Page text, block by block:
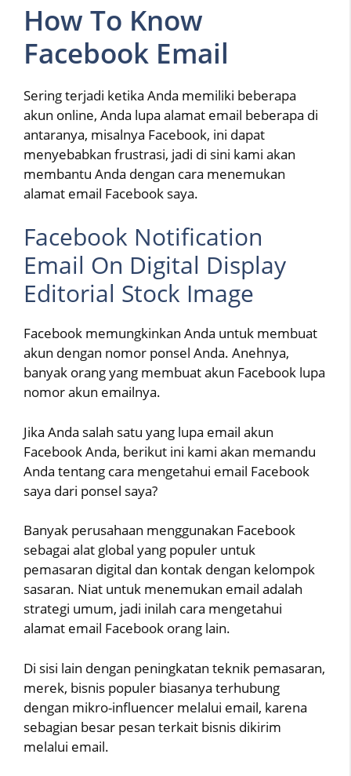
How To Know
Facebook Email
Sering terjadi ketika Anda memiliki beberapa
akun online, Anda lupa alamat email beberapa di
antaranya, misalnya Facebook, ini dapat
menyebabkan frustrasi, jadi di sini kami akan
membantu Anda dengan cara menemukan
alamat email Facebook saya.
Facebook Notification
Email On Digital Display
Editorial Stock Image
Facebook memungkinkan Anda untuk membuat
akun dengan nomor ponsel Anda. Anehnya,
banyak orang yang membuat akun Facebook lupa
nomor akun emailnya.
Jika Anda salah satu yang lupa email akun
Facebook Anda, berikut ini kami akan memandu
Anda tentang cara mengetahui email Facebook
saya dari ponsel saya?
Banyak perusahaan menggunakan Facebook
sebagai alat global yang populer untuk
pemasaran digital dan kontak dengan kelompok
sasaran. Niat untuk menemukan email adalah
strategi umum, jadi inilah cara mengetahui
alamat email Facebook orang lain.
Di sisi lain dengan peningkatan teknik pemasaran,
merek, bisnis populer biasanya terhubung
dengan mikro-influencer melalui email, karena
sebagian besar pesan terkait bisnis dikirim
melalui email.